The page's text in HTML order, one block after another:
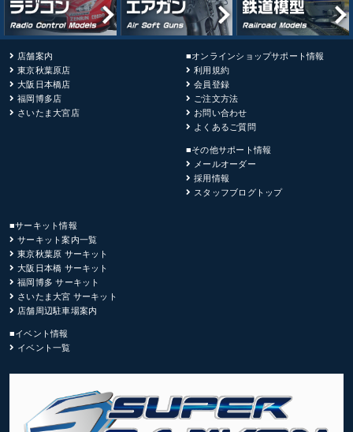
店舗案内
東京秋葉原店
大阪日本橋店
福岡博多店
さいたま大宮店
■オンラインショップサポート情報
利用規約
会員登録
ご注文方法
お問い合わせ
よくあるご質問
■その他サポート情報
メールオーダー
採用情報
スタッフブログトップ
■サーキット情報
サーキット案内一覧
東京秋葉原 サーキット
大阪日本橋 サーキット
福岡博多 サーキット
さいたま大宮 サーキット
店舗周辺駐車場案内
■イベント情報
イベント一覧